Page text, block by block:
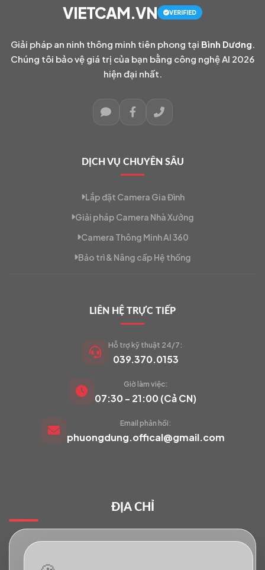
VIETCAM.VN
Đang trực tuyến
VIETCAM.VN VERIFIED
Giải pháp an ninh thông minh tiên phong tại Bình Dương
Chúng tôi bảo vệ giá trị của bạn bằng công nghệ AI 2026
hiện đại nhất.
DỊCH VỤ CHUYÊN SÂU
Lắp đặt Camera Gia Đình
Giải pháp Camera Nhà Xưởng
Camera Thông Minh AI 360
Bảo trì & Nâng cấp Hệ thống
LIÊN HỆ TRỰC TIẾP
Hỗ trợ kỹ thuật 24/7:
039.370.0153
Giờ làm việc:
07:30 - 21:00 (Cả CN)
Email phản hồi:
phuongdung.offical@gmail.com
ĐỊA CHỈ